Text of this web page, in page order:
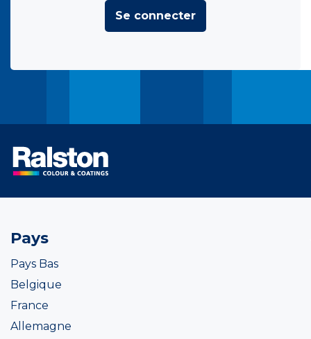
Se connecter
Pays
Pays Bas
Belgique
France
Allemagne